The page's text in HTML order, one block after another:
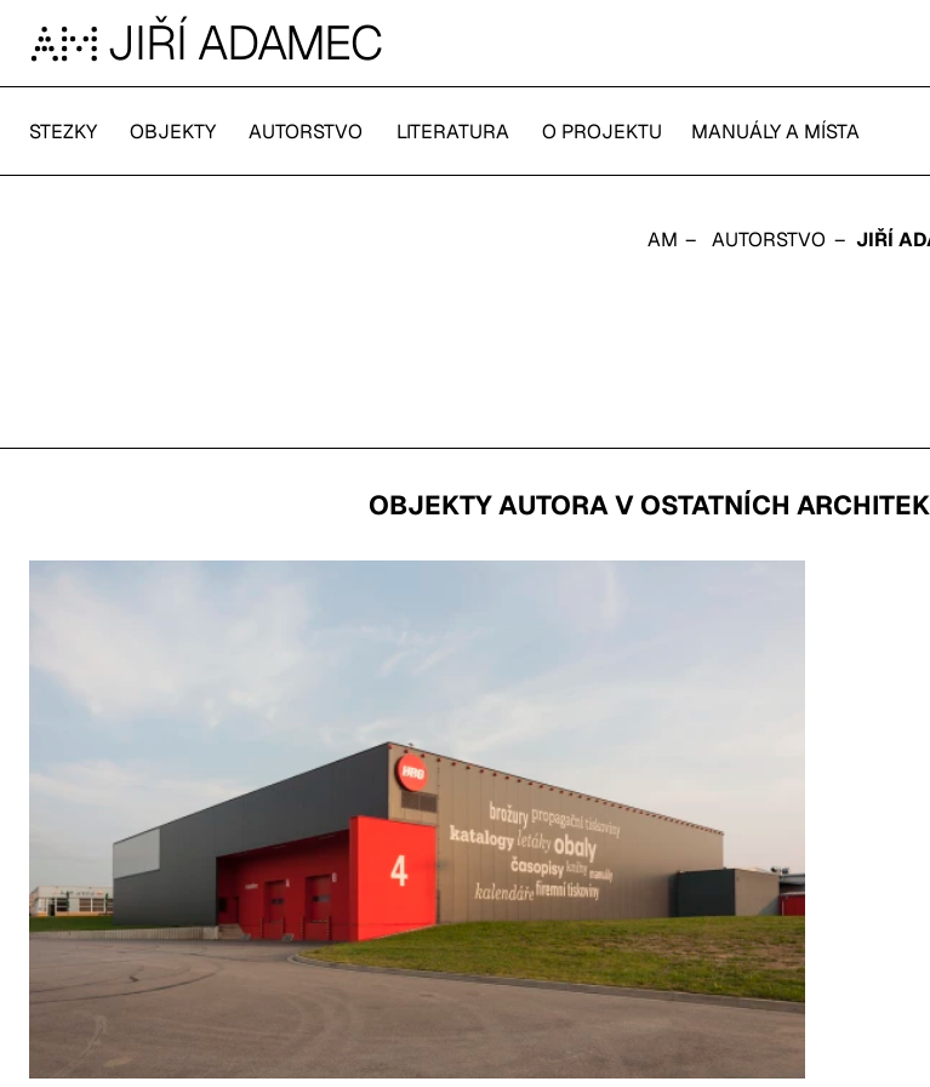
JIŘÍ ADAMEC
STEZKY OBJEKTY AUTORSTVO LITERATURA O PROJEKTU MANUÁLY A MÍSTA
AM AUTORSTVO JIŘÍ
OBJEKTY AUTORA V OSTATNÍCH